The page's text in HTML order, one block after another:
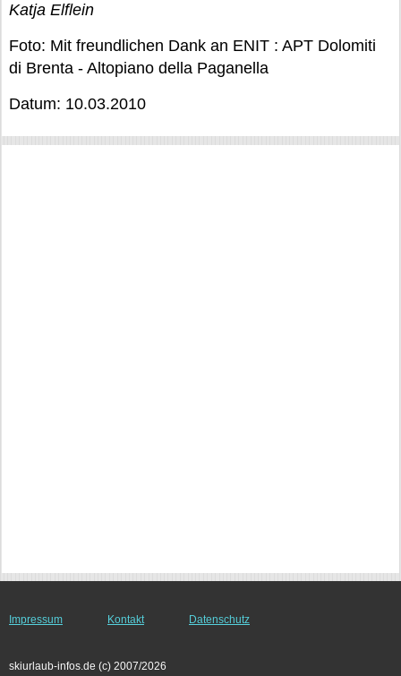
Katja Elflein
Foto: Mit freundlichen Dank an ENIT : APT Dolomiti
di Brenta - Altopiano della Paganella
Datum: 10.03.2010
Impressum Kontakt Datenschutz
skiurlaub-infos.de (c) 2007/2026